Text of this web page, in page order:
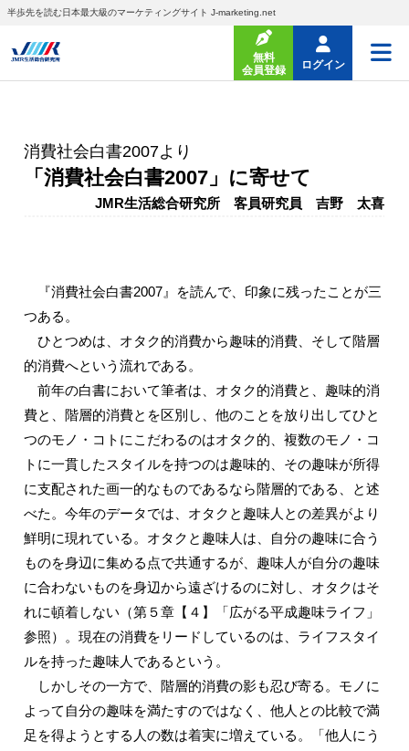
半歩先を読む日本最大級のマーケティングサイト J-marketing.net
無料
会員登録
ログイン
消費社会白書2007より
「消費社会白書2007」に寄せて
JMR生活総合研究所 客員研究員 吉野 太喜
『消費社会白書2007』を読んで、印象に残ったことが三
つある。
ひとつめは、オタク的消費から趣味的消費、そして階層
的消費へという流れである。
前年の白書において筆者は、オタク的消費と、趣味的消
費と、階層的消費とを区別し、他のことを放り出してひと
つのモノ・コトにこだわるのはオタク的、複数のモノ・コ
トに一貫したスタイルを持つのは趣味的、その趣味が所得
に支配された画一的なものであるなら階層的である、と述
べた。今年のデータでは、オタクと趣味人との差異がより
鮮明に現れている。オタクと趣味人は、自分の趣味に合う
ものを身辺に集める点で共通するが、趣味人が自分の趣味
に合わないものを身辺から遠ざけるのに対し、オタクはそ
れに頓着しない（第５章【４】「広がる平成趣味ライフ」
参照）。現在の消費をリードしているのは、ライフスタイ
ルを持った趣味人であるという。
しかしその一方で、階層的消費の影も忍び寄る。モノに
よって自分の趣味を満たすのではなく、他人との比較で満
足を得ようとする人の数は着実に増えている。「他人にう